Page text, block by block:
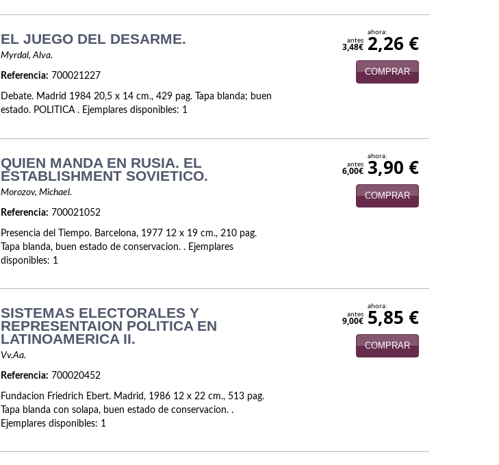
EL JUEGO DEL DESARME.
Myrdal, Alva.
Referencia: 700021227
Debate. Madrid 1984 20,5 x 14 cm., 429 pag. Tapa blanda; buen
estado. POLITICA . Ejemplares disponibles: 1
antes
3,48€
ahora:
2,26 €
COMPRAR
QUIEN MANDA EN RUSIA. EL
ESTABLISHMENT SOVIETICO.
Morozov, Michael.
Referencia: 700021052
Presencia del Tiempo. Barcelona, 1977 12 x 19 cm., 210 pag.
Tapa blanda, buen estado de conservacion. . Ejemplares
disponibles: 1
antes
6,00€
ahora:
3,90 €
COMPRAR
SISTEMAS ELECTORALES Y
REPRESENTAION POLITICA EN
LATINOAMERICA II.
Vv.Aa.
Referencia: 700020452
Fundacion Friedrich Ebert. Madrid, 1986 12 x 22 cm., 513 pag.
Tapa blanda con solapa, buen estado de conservacion. .
Ejemplares disponibles: 1
antes
9,00€
ahora:
5,85 €
COMPRAR